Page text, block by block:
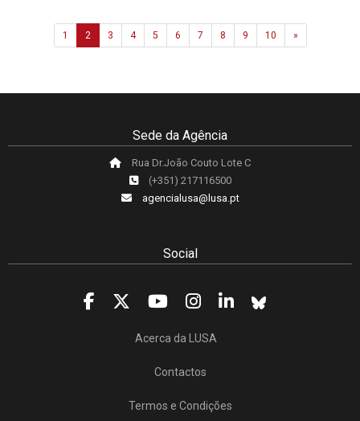
1 2 3 4 5 6 7 8 9 10 »Next
Sede da Agência
Rua Dr.João Couto Lote C
(+351) 217116500
agencialusa@lusa.pt
Social
Acerca da LUSA
Contactos
Termos e Condições